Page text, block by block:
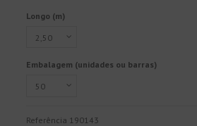
Longo (m)
Embalagem (unidades ou barras)
Referência 190143